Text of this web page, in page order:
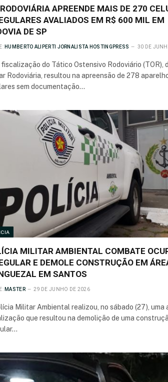
APREENDE MAIS DE 270
AVALIADOS EM R$ 600 MIL EM
DE SP
HUMBERTO ALIPERTI JORNALISTA HOSTINGPRESS 30 DE
fiscalização do Tático Ostensivo Rodoviário (TOR),
Rodoviária, resultou na apreensão de 278
sem documentação…
MILITAR AMBIENTAL COMBATE
E DEMOLE CONSTRUÇÃO EM
EM SANTOS
MASTER 29 DE JUNHO DE 2026
Militar Ambiental realizou, no sábado (27), uma
que resultou na demolição de uma